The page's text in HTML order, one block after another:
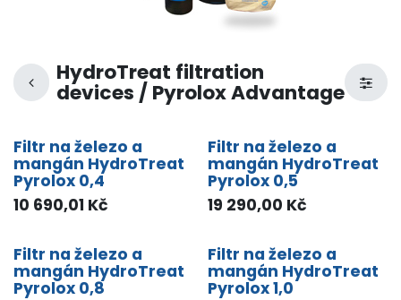
HydroTreat filtration
devices / Pyrolox Advantage
Filtr na železo a
mangán HydroTreat
Pyrolox 0,4
10 690,01 Kč
Filtr na železo a
mangán HydroTreat
Pyrolox 0,5
19 290,00 Kč
Filtr na železo a
mangán HydroTreat
Pyrolox 0,8
Filtr na železo a
mangán HydroTreat
Pyrolox 1,0